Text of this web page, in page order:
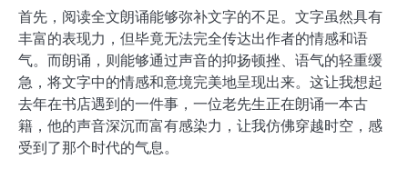
首先，阅读全文朗诵能够弥补文字的不足。文字虽然具有
丰富的表现力，但毕竟无法完全传达出作者的情感和语
气。而朗诵，则能够通过声音的抑扬顿挫、语气的轻重缓
急，将文字中的情感和意境完美地呈现出来。这让我想起
去年在书店遇到的一件事，一位老先生正在朗诵一本古
籍，他的声音深沉而富有感染力，让我仿佛穿越时空，感
受到了那个时代的气息。